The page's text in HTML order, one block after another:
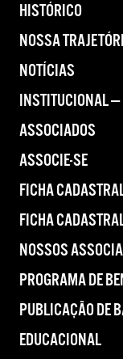
HISTÓRICO
NOSSA
NOTÍCIAS
INSTITUCIONAL —
ASSOCIADOS
ASSOCIE-SE
FICHA
FICHA
NOSSOS
PROGRAMA DE
PUBLICAÇÃO DE
EDUCACIONAL